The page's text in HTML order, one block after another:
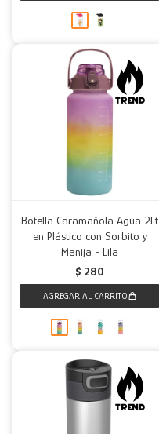
Botella Caramañola Agua 2Lt
en Plástico con Sorbito y
Manija - Lila
$ 280